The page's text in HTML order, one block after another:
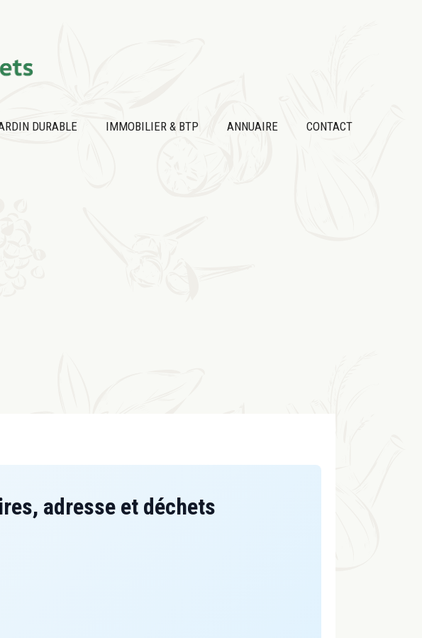
DURABLE IMMOBILIER & BTP ANNUAIRE CONTACT
adresse et déchets